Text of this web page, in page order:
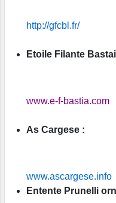
http://gfcbl.fr/
Etoile Filante
www.e-f-bastia.com
As Cargese :
www.ascargese.info
Entente Prunelli